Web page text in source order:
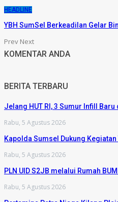
HEADLINE
YBH SumSel Berkeadilan Gelar
Prev Next
KOMENTAR ANDA
BERITA TERBARU
Jelang HUT RI, 3 Sumur Infill
Rabu, 5 Agustus 2026
Kapolda Sumsel Dukung
Rabu, 5 Agustus 2026
PLN UID S2JB melalui Rumah
Rabu, 5 Agustus 2026